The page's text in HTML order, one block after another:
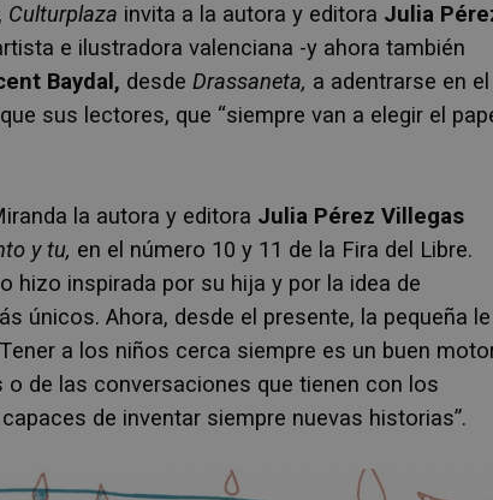
Culturplaza invita a la autora y editora Julia
e ilustradora valenciana -y ahora también
Baydal, desde Drassaneta, a adentrarse en el
sus lectores, que “siempre van a elegir el
la autora y editora Julia Pérez Villegas
y tu, en el número 10 y 11 de la Fira del Libre.
hizo inspirada por su hija y por la idea de
únicos. Ahora, desde el presente, la pequeña le
a los niños cerca siempre es un buen
de las conversaciones que tienen con los
de inventar siempre nuevas historias”.